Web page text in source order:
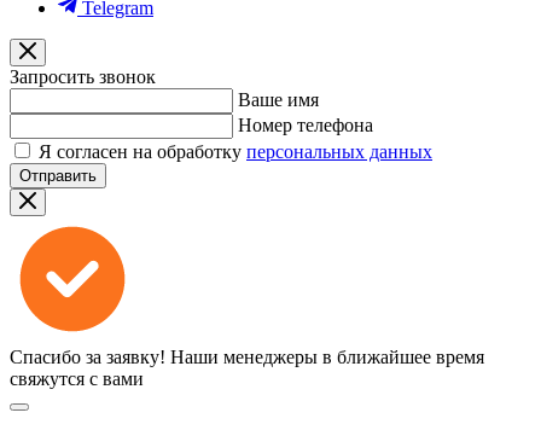
Telegram
Запросить звонок
Ваше имя
Номер телефона
Я согласен на обработку персональных данных
Отправить
Спасибо за заявку! Наши менеджеры в ближайшее время
свяжутся с вами